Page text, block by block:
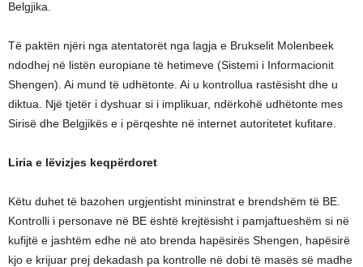
Belgjika.
Të paktën njëri nga atentatorët nga lagja e Brukselit Molenbeek
ndodhej në listën europiane të hetimeve (Sistemi i Informacionit
Shengen). Ai mund të udhëtonte. Ai u kontrollua rastësisht dhe u
diktua. Një tjetër i dyshuar si i implikuar, ndërkohë udhëtonte mes
Sirisë dhe Belgjikës e i përqeshte në internet autoritetet kufitare.
Liria e lëvizjes keqpërdoret
Këtu duhet të bazohen urgjentisht mininstrat e brendshëm të BE.
Kontrolli i personave në BE është krejtësisht i pamjaftueshëm si në
kufijtë e jashtëm edhe në ato brenda hapësirës Shengen, hapësirë
kjo e krijuar prej dekadash pa kontrolle në dobi të masës së madhe